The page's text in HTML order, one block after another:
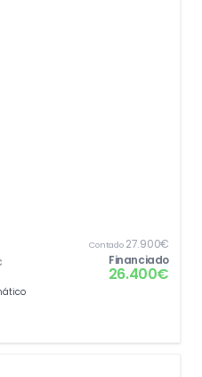
Contado27.900€
Financiado
26.400€